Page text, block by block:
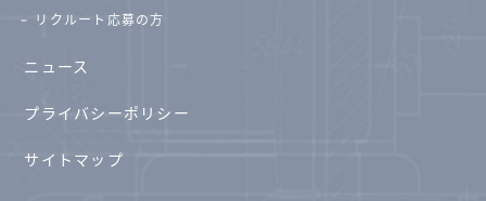
リクルート応募の方
ニュース
プライバシーポリシー
サイトマップ